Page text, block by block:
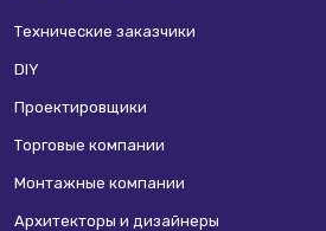
Технические заказчики
DIY
Проектировщики
Торговые компании
Монтажные компании
Архитекторы и дизайнеры